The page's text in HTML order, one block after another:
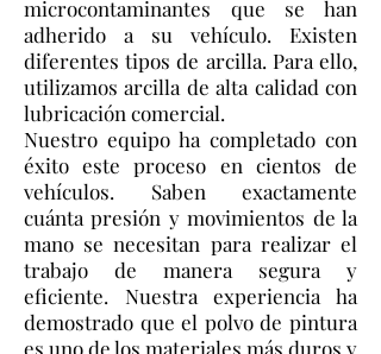
microcontaminantes que se han
adherido a su vehículo. Existen
diferentes tipos de arcilla. Para ello,
utilizamos arcilla de alta calidad con
lubricación comercial.
Nuestro equipo ha completado con
éxito este proceso en cientos de
vehículos. Saben exactamente
cuánta presión y movimientos de la
mano se necesitan para realizar el
trabajo de manera segura y
eficiente. Nuestra experiencia ha
demostrado que el polvo de pintura
es uno de los materiales más duros y